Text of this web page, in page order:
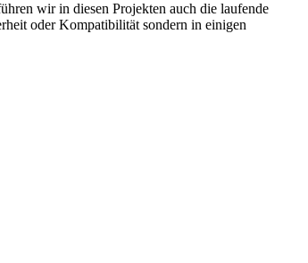
wir in diesen Projekten auch die laufende
oder Kompatibilität sondern in einigen